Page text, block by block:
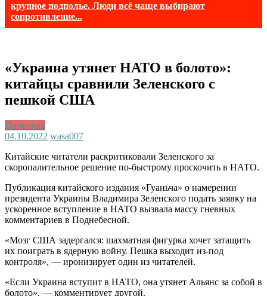
крупное подполье. Люди всё чаще выбирают
сопротивление...
«Украина утянет НАТО в болото»:
китайцы сравнили Зеленского с
пешкой США
Политика
04.10.2022 wasa007
Китайские читатели раскритиковали Зеленского за
скоропалительное решение по-быстрому проскочить в НАТО.
Публикация китайского издания «Гуаньча» о намерении
президента Украины Владимира Зеленского подать заявку на
ускоренное вступление в НАТО вызвала массу гневных
комментариев в Поднебесной.
«Мозг США задергался: шахматная фигурка хочет затащить
их поиграть в ядерную войну. Пешка выходит из-под
контроля», — иронизирует один из читателей.
«Если Украина вступит в НАТО, она утянет Альянс за собой в
болото», — комментирует другой.